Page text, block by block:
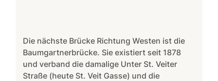
Die nächste Brücke Richtung Westen ist die
Baumgartnerbrücke. Sie existiert seit 1878
und verband die damalige Unter St. Veiter
Straße (heute St. Veit Gasse) und die